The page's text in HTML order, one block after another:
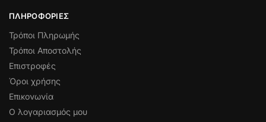
ΠΛΗΡΟΦΟΡΊΕΣ
Τρόποι Πληρωμής
Τρόποι Αποστολής
Επιστροφές
Όροι χρήσης
Επικονωνία
Ο λογαριασμός μου